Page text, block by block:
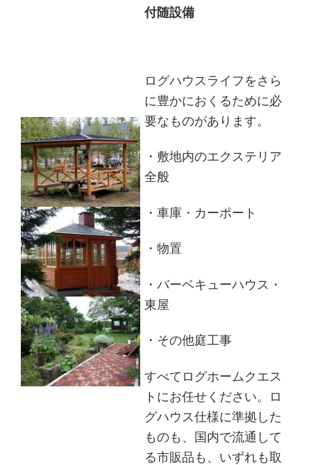
付随設備
ログハウスライフをさら
に豊かにおくるために必
要なものがあります。
・敷地内のエクステリア
全般
・車庫・カーポート
・物置
・バーベキューハウス・
東屋
・その他庭工事
すべてログホームクエス
トにお任せください。ロ
グハウス仕様に準拠した
ものも、国内で流通して
る市販品も、いずれも取